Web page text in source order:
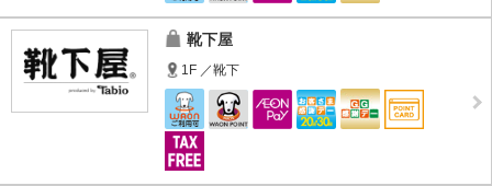
靴下屋
1F ／靴下